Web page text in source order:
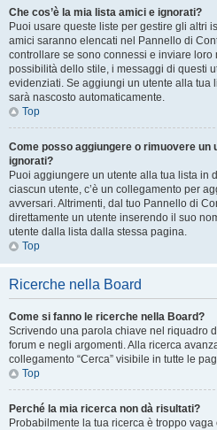
Che cos’è la mia lista amici e ignorati?
Puoi usare queste liste per gestire gli altri
amici saranno elencati nel Pannello di
controllare se sono connessi e inviare loro
possibilità dello stile, i messaggi di questi
evidenziati. Se aggiungi un utente alla tua
sarà nascosto automaticamente.
Top
Come posso aggiungere o rimuovere un
ignorati?
Puoi aggiungere un utente alla tua lista in
ciascun utente, c’è un collegamento per
avversari. Altrimenti, dal tuo Pannello di
direttamente un utente inserendo il suo
utente dalla lista dalla stessa pagina.
Top
Ricerche nella Board
Come si fanno le ricerche nella Board?
Scrivendo una parola chiave nel riquadro
forum e negli argomenti. Alla ricerca
collegamento “Cerca” visibile in tutte le
Top
Perché la mia ricerca non dà risultati?
Probabilmente la tua ricerca è troppo